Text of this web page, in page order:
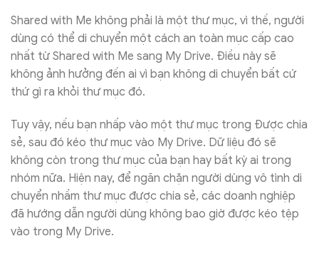
Shared with Me không phải là một thư mục, vì thế, người
dùng có thể di chuyển một cách an toàn mục cấp cao
nhất từ Shared with Me sang My Drive. Điều này sẽ
không ảnh hưởng đến ai vì bạn không di chuyển bất cứ
thứ gì ra khỏi thư mục đó.
Tuy vậy, nếu bạn nhấp vào một thư mục trong Được chia
sẻ, sau đó kéo thư mục vào My Drive. Dữ liệu đó sẽ
không còn trong thư mục của bạn hay bất kỳ ai trong
nhóm nữa. Hiện nay, để ngăn chặn người dùng vô tình di
chuyển nhầm thư mục được chia sẻ, các doanh nghiệp
đã hướng dẫn người dùng không bao giờ được kéo tệp
vào trong My Drive.